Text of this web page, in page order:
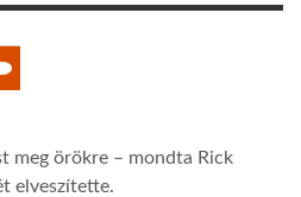
meg örökre – mondta Rick
elveszítette.